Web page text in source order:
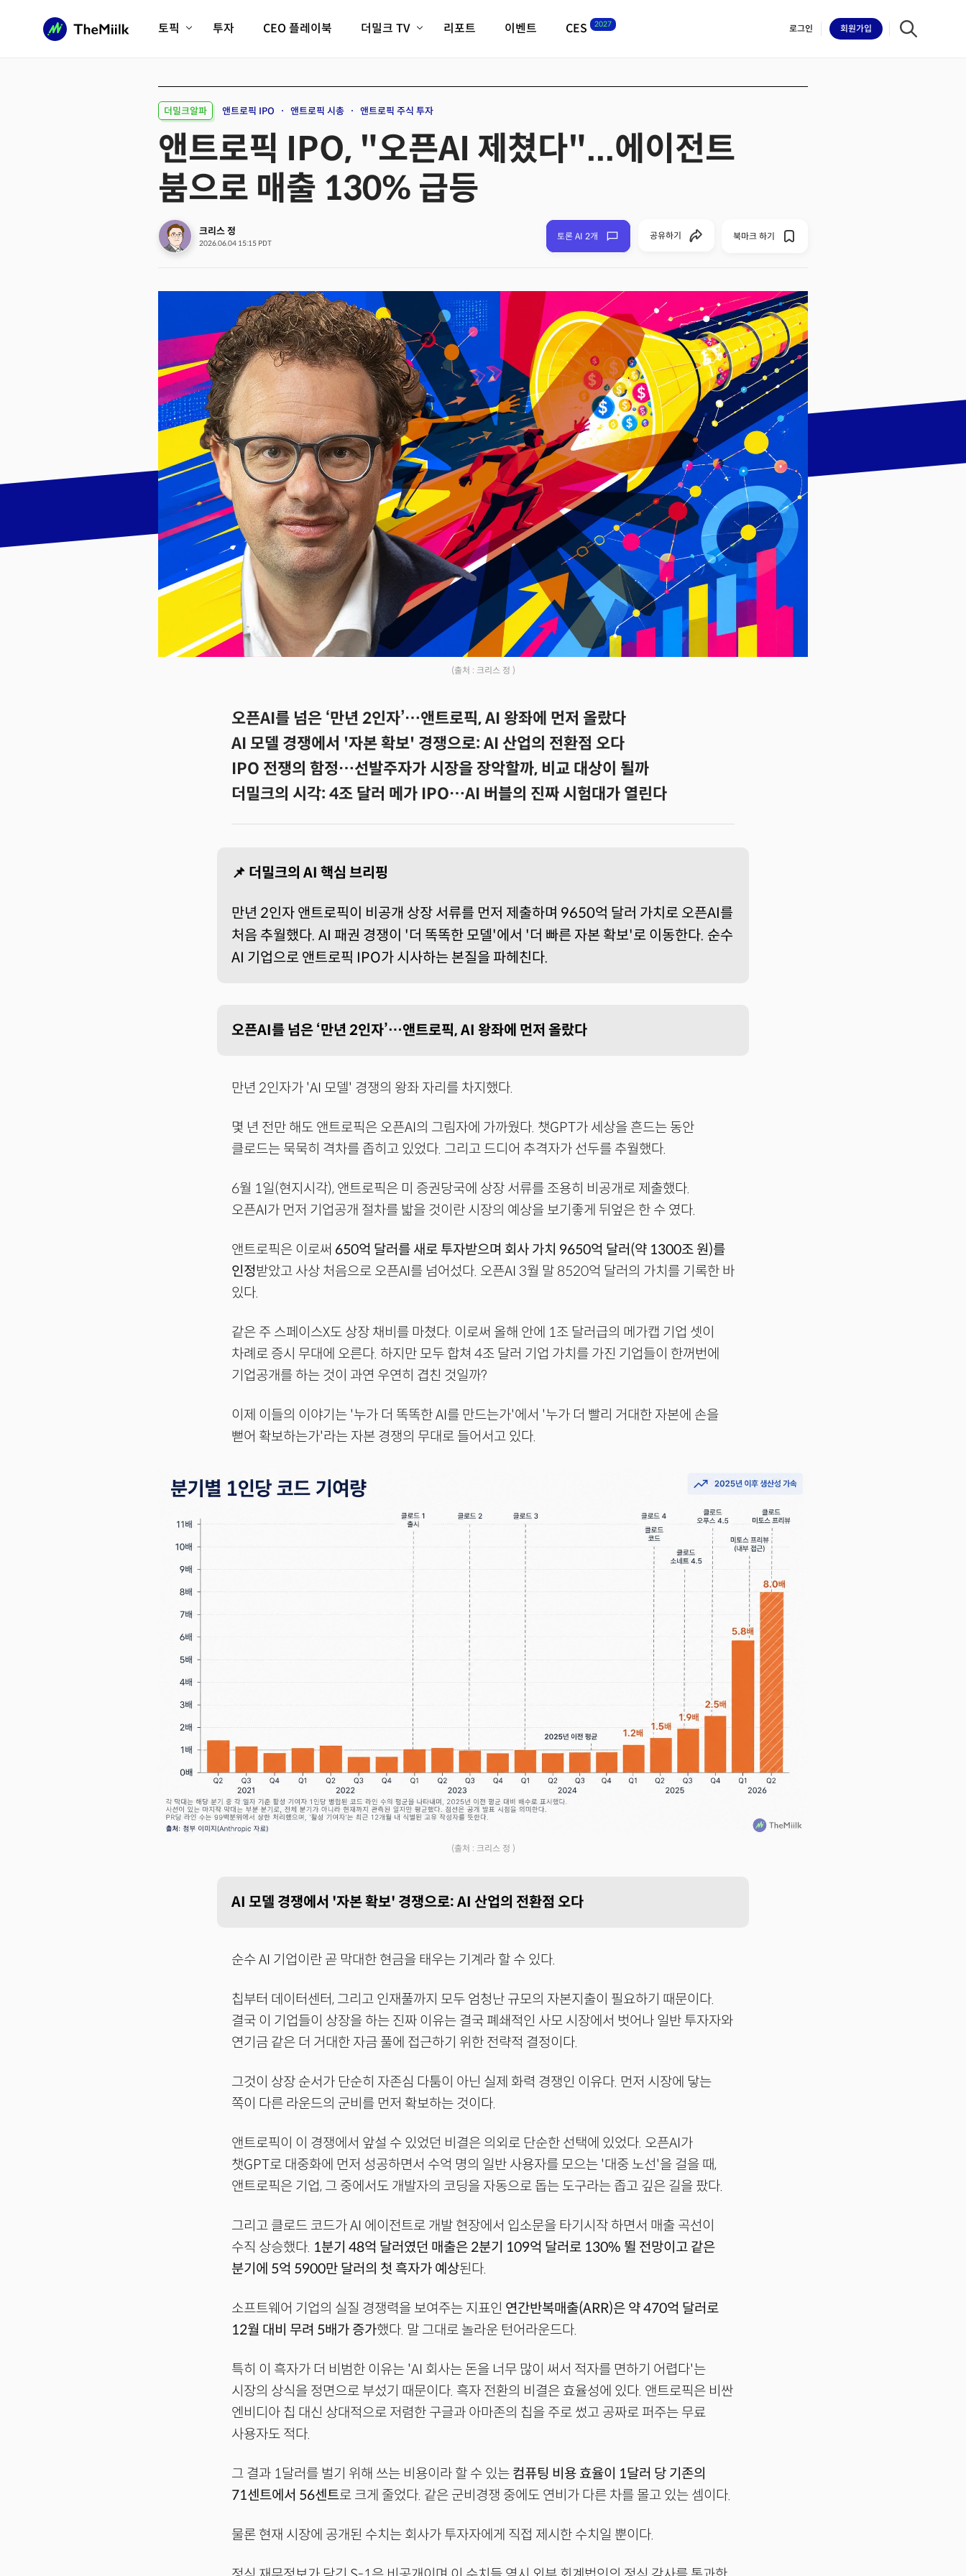
토픽
피지컬AI/로봇
AX비즈니스혁명 미래 교육/직업
전체 기사 보기
투자 CEO 플레이북 더밀크 TV
크리스의 뉴욕 시그널
더밀크 아카데미
더웨이브/트렌드쇼
리포트 이벤트 CES 2027
필드 가이드
CES2027 with TheMiilk
로그인 회원가입
더밀크알파 앤트로픽 IPO 앤트로픽 시총 앤트로픽 주식 투자
앤트로픽 IPO, "오픈AI 제쳤다"...에이전트
붐으로 매출 130% 급등
크리스 정
2026.06.04 15:15 PDT
토론 AI 2개 공유하기
Facebook Twitter Kakaotalk LinkedIn
기사링크 복사하기
북마크 하기
(출처 : 크리스 정 )
오픈AI를 넘은 ‘만년 2인자’…앤트로픽, AI 왕좌에 먼저 올랐다
AI 모델 경쟁에서 '자본 확보' 경쟁으로: AI 산업의 전환점 오다
IPO 전쟁의 함정…선발주자가 시장을 장악할까, 비교 대상이 될까
더밀크의 시각: 4조 달러 메가 IPO…AI 버블의 진짜 시험대가 열린다
📌 더밀크의 AI 핵심 브리핑
만년 2인자 앤트로픽이 비공개 상장 서류를 먼저 제출하며 9650억 달러 가치로 오픈AI를
처음 추월했다. AI 패권 경쟁이 '더 똑똑한 모델'에서 '더 빠른 자본 확보'로 이동한다. 순수
AI 기업으로 앤트로픽 IPO가 시사하는 본질을 파헤친다.
오픈AI를 넘은 ‘만년 2인자’…앤트로픽, AI 왕좌에 먼저 올랐다
만년 2인자가 'AI 모델' 경쟁의 왕좌 자리를 차지했다.
몇 년 전만 해도 앤트로픽은 오픈AI의 그림자에 가까웠다. 챗GPT가 세상을 흔드는 동안
클로드는 묵묵히 격차를 좁히고 있었다. 그리고 드디어 추격자가 선두를 추월했다.
6월 1일(현지시각), 앤트로픽은 미 증권당국에 상장 서류를 조용히 비공개로 제출했다.
오픈AI가 먼저 기업공개 절차를 밟을 것이란 시장의 예상을 보기좋게 뒤엎은 한 수 였다.
앤트로픽은 이로써 650억 달러를 새로 투자받으며 회사 가치 9650억 달러(약 1300조 원)를
인정받았고 사상 처음으로 오픈AI를 넘어섰다. 오픈AI 3월 말 8520억 달러의 가치를 기록한 바
있다.
같은 주 스페이스X도 상장 채비를 마쳤다. 이로써 올해 안에 1조 달러급의 메가캡 기업 셋이
차례로 증시 무대에 오른다. 하지만 모두 합쳐 4조 달러 기업 가치를 가진 기업들이 한꺼번에
기업공개를 하는 것이 과연 우연히 겹친 것일까?
이제 이들의 이야기는 '누가 더 똑똑한 AI를 만드는가'에서 '누가 더 빨리 거대한 자본에 손을
뻗어 확보하는가'라는 자본 경쟁의 무대로 들어서고 있다.
(출처 : 크리스 정 )
AI 모델 경쟁에서 '자본 확보' 경쟁으로: AI 산업의 전환점 오다
순수 AI 기업이란 곧 막대한 현금을 태우는 기계라 할 수 있다.
칩부터 데이터센터, 그리고 인재풀까지 모두 엄청난 규모의 자본지출이 필요하기 때문이다.
결국 이 기업들이 상장을 하는 진짜 이유는 결국 폐쇄적인 사모 시장에서 벗어나 일반 투자자와
연기금 같은 더 거대한 자금 풀에 접근하기 위한 전략적 결정이다.
그것이 상장 순서가 단순히 자존심 다툼이 아닌 실제 화력 경쟁인 이유다. 먼저 시장에 닿는
쪽이 다른 라운드의 군비를 먼저 확보하는 것이다.
앤트로픽이 이 경쟁에서 앞설 수 있었던 비결은 의외로 단순한 선택에 있었다. 오픈AI가
챗GPT로 대중화에 먼저 성공하면서 수억 명의 일반 사용자를 모으는 '대중 노선'을 걸을 때,
앤트로픽은 기업, 그 중에서도 개발자의 코딩을 자동으로 돕는 도구라는 좁고 깊은 길을 팠다.
그리고 클로드 코드가 AI 에이전트로 개발 현장에서 입소문을 타기시작 하면서 매출 곡선이
수직 상승했다. 1분기 48억 달러였던 매출은 2분기 109억 달러로 130% 뛸 전망이고 같은
분기에 5억 5900만 달러의 첫 흑자가 예상된다.
소프트웨어 기업의 실질 경쟁력을 보여주는 지표인 연간반복매출(ARR)은 약 470억 달러로
12월 대비 무려 5배가 증가했다. 말 그대로 놀라운 턴어라운드다.
특히 이 흑자가 더 비범한 이유는 'AI 회사는 돈을 너무 많이 써서 적자를 면하기 어렵다'는
시장의 상식을 정면으로 부섰기 때문이다. 흑자 전환의 비결은 효율성에 있다. 앤트로픽은 비싼
엔비디아 칩 대신 상대적으로 저렴한 구글과 아마존의 칩을 주로 썼고 공짜로 퍼주는 무료
사용자도 적다.
그 결과 1달러를 벌기 위해 쓰는 비용이라 할 수 있는 컴퓨팅 비용 효율이 1달러 당 기존의
71센트에서 56센트로 크게 줄었다. 같은 군비경쟁 중에도 연비가 다른 차를 몰고 있는 셈이다.
물론 현재 시장에 공개된 수치는 회사가 투자자에게 직접 제시한 수치일 뿐이다.